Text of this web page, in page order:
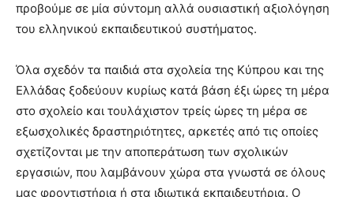
προβούμε σε μία σύντομη αλλά ουσιαστική αξιολόγηση
του ελληνικού εκπαιδευτικού συστήματος.
Όλα σχεδόν τα παιδιά στα σχολεία της Κύπρου και της
Ελλάδας ξοδεύουν κυρίως κατά βάση έξι ώρες τη μέρα
στο σχολείο και τουλάχιστον τρείς ώρες τη μέρα σε
εξωσχολικές δραστηριότητες, αρκετές από τις οποίες
σχετίζονται με την αποπεράτωση των σχολικών
εργασιών, που λαμβάνουν χώρα στα γνωστά σε όλους
μας φροντιστήρια ή στα ιδιωτικά εκπαιδευτήρια. Ο